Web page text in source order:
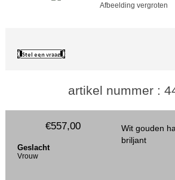
Afbeelding vergroten
artikel nummer :
Wit gouden
briljant
€557,00
Geslacht
Vrouw